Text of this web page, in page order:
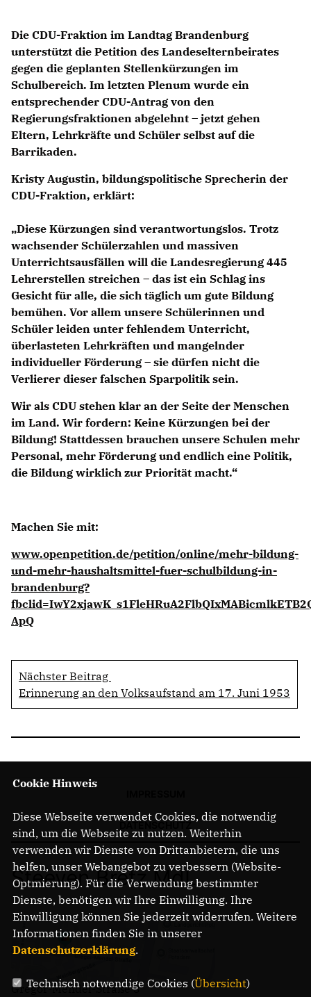
Die CDU-Fraktion im Landtag Brandenburg
unterstützt die Petition des Landeselternbeirates
gegen die geplanten Stellenkürzungen im
Schulbereich. Im letzten Plenum wurde ein
entsprechender CDU-Antrag von den
Regierungsfraktionen abgelehnt – jetzt gehen
Eltern, Lehrkräfte und Schüler selbst auf die
Barrikaden.
Kristy Augustin, bildungspolitische Sprecherin der
CDU-Fraktion, erklärt:
Diese Kürzungen sind verantwortungslos. Trotz
wachsender Schülerzahlen und massiven
Unterrichtsausfällen will die Landesregierung 445
Lehrerstellen streichen – das ist ein Schlag ins
Gesicht für alle, die sich täglich um gute Bildung
bemühen. Vor allem unsere Schülerinnen und
Schüler leiden unter fehlendem Unterricht,
überlasteten Lehrkräften und mangelnder
individueller Förderung – sie dürfen nicht die
Verlierer dieser falschen Sparpolitik sein.
Wir als CDU stehen klar an der Seite der Menschen
im Land. Wir fordern: Keine Kürzungen bei der
Bildung! Stattdessen brauchen unsere Schulen mehr
Personal, mehr Förderung und endlich eine Politik,
die Bildung wirklich zur Priorität macht.“
Machen Sie mit:
www.openpetition.de/petition/online/mehr-bildung-
und-mehr-haushaltsmittel-fuer-schulbildung-in-
brandenburg?
ApQ
Nächster Beitrag
Erinnerung an den Volksaufstand am 17. Juni 1953
Steeven Bretz MdL
Gregor-Mendel-Straße 3
Cookie Hinweis
Diese Webseite verwendet Cookies, die notwendig
sind, um die Webseite zu nutzen. Weiterhin
verwenden wir Dienste von Drittanbietern, die uns
helfen, unser Webangebot zu verbessern (Website-
Optmierung). Für die Verwendung bestimmter
Dienste, benötigen wir Ihre Einwilligung. Ihre
Einwilligung können Sie jederzeit widerrufen. Weitere
Informationen finden Sie in unserer
Datenschutzerklärung.
Technisch notwendige Cookies (Übersicht)